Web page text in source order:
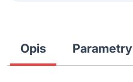
Opis Parametry